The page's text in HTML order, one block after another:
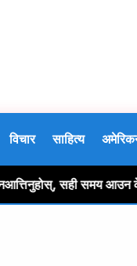
विचार साहित्य
सही समय आउन केही